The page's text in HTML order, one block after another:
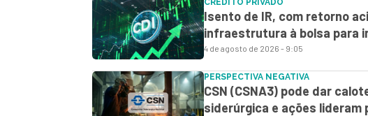
CRÉDITO PRIVADO
Isento de IR, com retorno
infraestrutura à bolsa para
4 de agosto de 2026 - 9:05
PERSPECTIVA NEGATIVA
CSN (CSNA3) pode dar
siderúrgica e ações lideram